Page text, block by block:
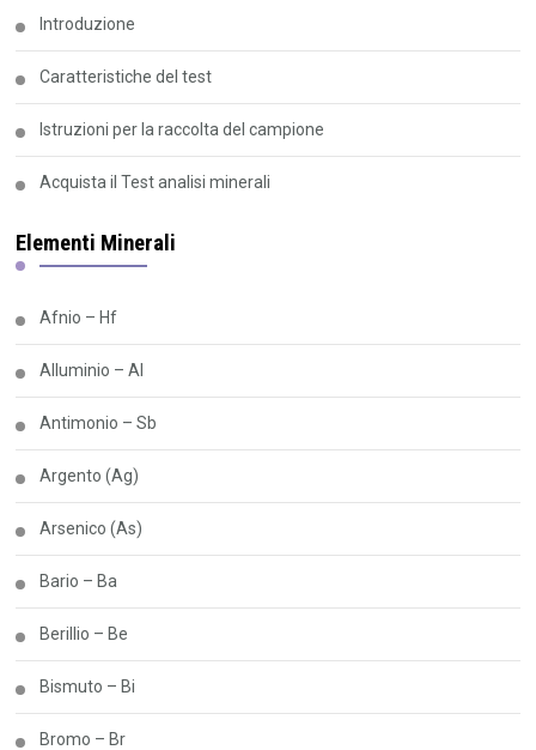
Introduzione
Caratteristiche del test
Istruzioni per la raccolta del campione
Acquista il Test analisi minerali
Elementi Minerali
Afnio – Hf
Alluminio – Al
Antimonio – Sb
Argento (Ag)
Arsenico (As)
Bario – Ba
Berillio – Be
Bismuto – Bi
Bromo – Br